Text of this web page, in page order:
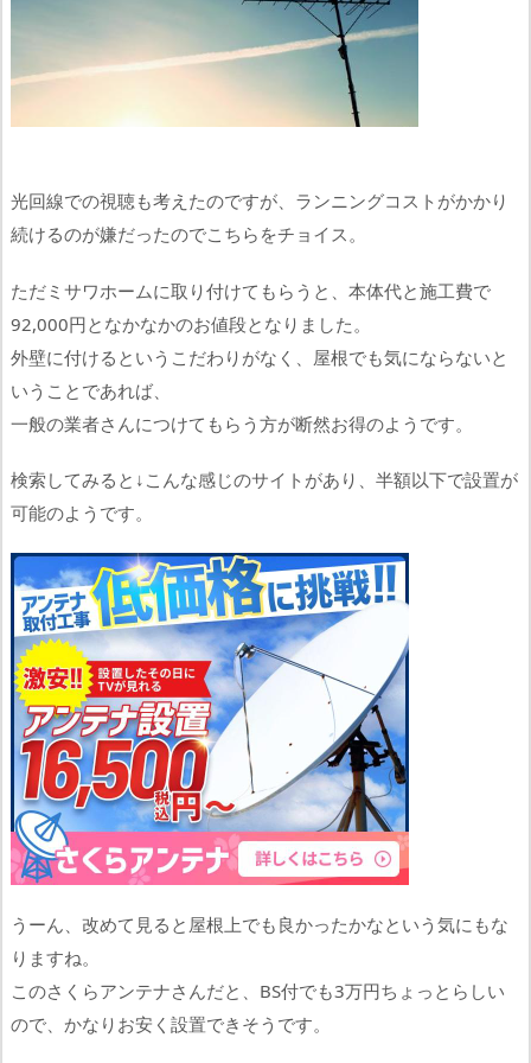
光回線での視聴も考えたのですが、ランニングコストがかかり
続けるのが嫌だったのでこちらをチョイス。
ただミサワホームに取り付けてもらうと、本体代と施工費で
92,000円となかなかのお値段となりました。
外壁に付けるというこだわりがなく、屋根でも気にならないと
いうことであれば、
一般の業者さんにつけてもらう方が断然お得のようです。
検索してみると↓こんな感じのサイトがあり、半額以下で設置が
可能のようです。
うーん、改めて見ると屋根上でも良かったかなという気にもな
りますね。
このさくらアンテナさんだと、BS付でも3万円ちょっとらしい
ので、かなりお安く設置できそうです。